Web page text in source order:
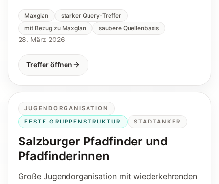
Maxglan
starker Query-Treffer
mit Bezug zu Maxglan
saubere Quellenbasis
28. März 2026
Treffer öffnen
JUGENDORGANISATION
FESTE GRUPPENSTRUKTUR
STADTANKER
Salzburger Pfadfinder und
Pfadfinderinnen
Große Jugendorganisation mit wiederkehrenden